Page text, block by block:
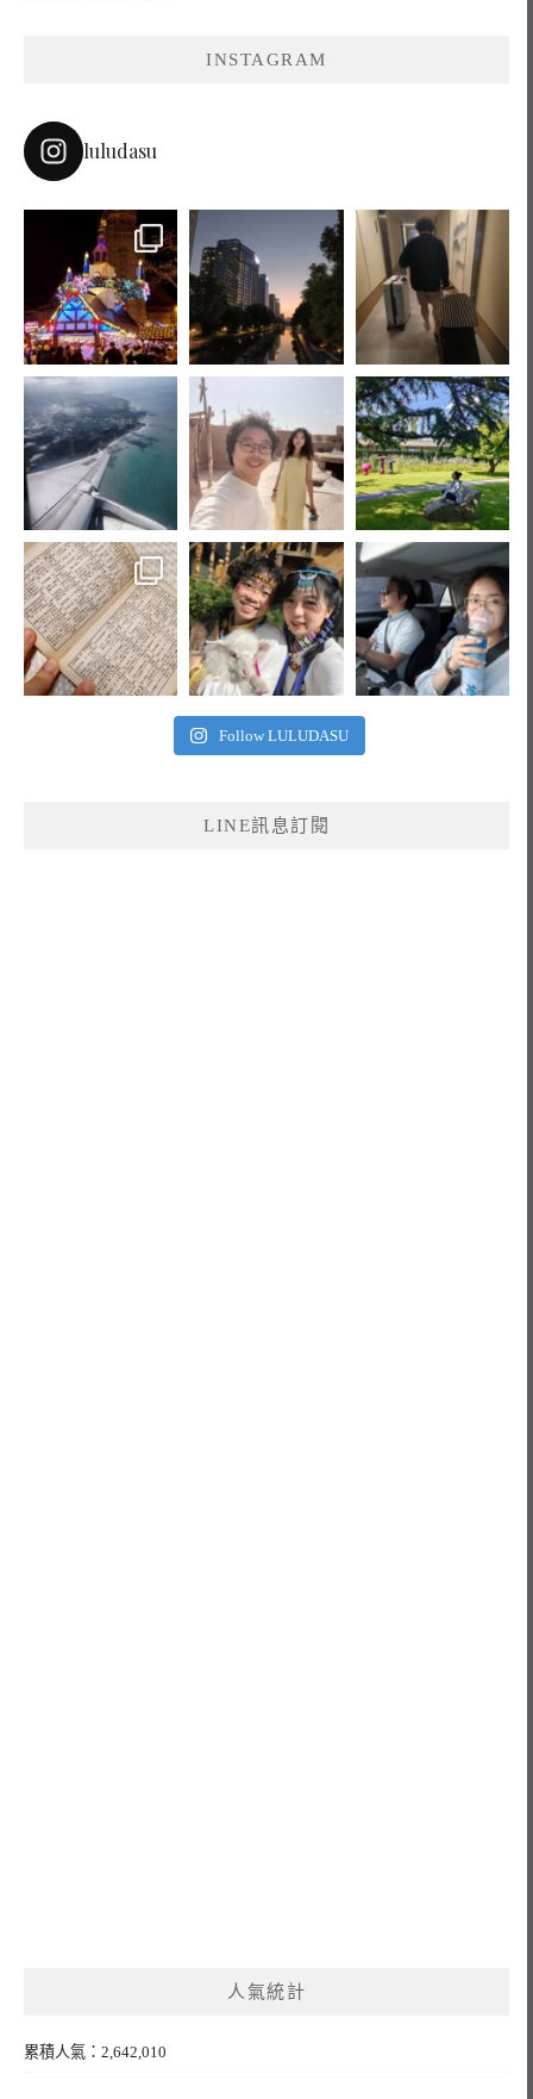
INSTAGRAM
luludasu
Follow LULUDASU
LINE訊息訂閱
人氣統計
累積人氣：2,642,010